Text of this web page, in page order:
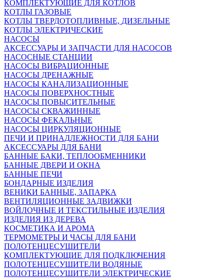
КОМПЛЕКТУЮЩИЕ ДЛЯ КОТЛОВ
КОТЛЫ ГАЗОВЫЕ
КОТЛЫ ТВЕРДОТОПЛИВНЫЕ, ДИЗЕЛЬНЫЕ
КОТЛЫ ЭЛЕКТРИЧЕСКИЕ
НАСОСЫ
АКСЕССУАРЫ И ЗАПЧАСТИ ДЛЯ НАСОСОВ
НАСОСНЫЕ СТАНЦИИ
НАСОСЫ ВИБРАЦИОННЫЕ
НАСОСЫ ДРЕНАЖНЫЕ
НАСОСЫ КАНАЛИЗАЦИОННЫЕ
НАСОСЫ ПОВЕРХНОСТНЫЕ
НАСОСЫ ПОВЫСИТЕЛЬНЫЕ
НАСОСЫ СКВАЖИННЫЕ
НАСОСЫ ФЕКАЛЬНЫЕ
НАСОСЫ ЦИРКУЛЯЦИОННЫЕ
ПЕЧИ И ПРИНАДЛЕЖНОСТИ ДЛЯ БАНИ
АКСЕССУАРЫ ДЛЯ БАНИ
БАННЫЕ БАКИ, ТЕПЛООБМЕННИКИ
БАННЫЕ ДВЕРИ И ОКНА
БАННЫЕ ПЕЧИ
БОНДАРНЫЕ ИЗДЕЛИЯ
ВЕНИКИ БАННЫЕ, ЗАПАРКА
ВЕНТИЛЯЦИОННЫЕ ЗАДВИЖКИ
ВОЙЛОЧНЫЕ И ТЕКСТИЛЬНЫЕ ИЗДЕЛИЯ
ИЗДЕЛИЯ ИЗ ДЕРЕВА
КОСМЕТИКА И АРОМА
ТЕРМОМЕТРЫ И ЧАСЫ ДЛЯ БАНИ
ПОЛОТЕНЦЕСУШИТЕЛИ
КОМПЛЕКТУЮЩИЕ ДЛЯ ПОДКЛЮЧЕНИЯ
ПОЛОТЕНЦЕСУШИТЕЛИ ВОДЯНЫЕ
ПОЛОТЕНЦЕСУШИТЕЛИ ЭЛЕКТРИЧЕСКИЕ